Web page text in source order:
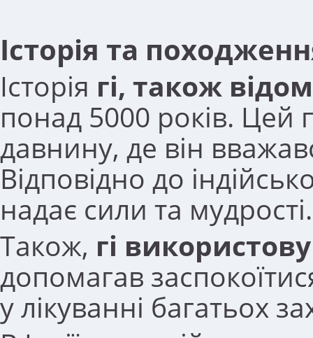
Історія та
Історія гі, також
понад 5000 років. Цей
давнину, де він
Відповідно до
надає сили та мудрості.
Також, гі
допомагав
у лікуванні багатьох